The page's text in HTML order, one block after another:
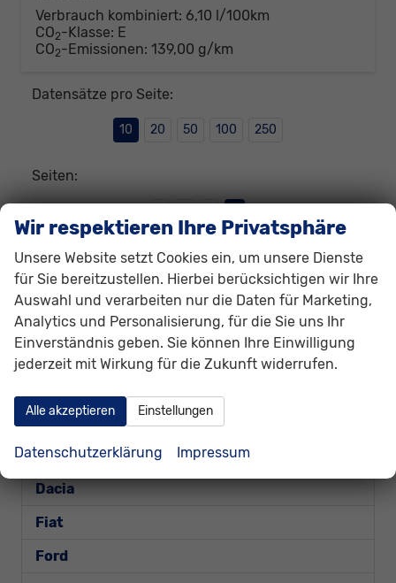
Verbrauch kombiniert: 6,10 l/100km
CO2-Klasse: E
CO2-Emissionen: 139,00 g/km
Datensätze pro Seite:
10 20 50 100 250
Seiten:
Fahrzeugnr.
Alfa Romeo
Audi
Cupra
Dacia
Fiat
Ford
Wir respektieren Ihre Privatsphäre
Unsere Website setzt Cookies ein, um unsere Dienste
für Sie bereitzustellen. Hierbei berücksichtigen wir Ihre
Auswahl und verarbeiten nur die Daten für Marketing,
Analytics und Personalisierung, für die Sie uns Ihr
Einverständnis geben. Sie können Ihre Einwilligung
jederzeit mit Wirkung für die Zukunft widerrufen.
Alle akzeptieren Einstellungen
Datenschutzerklärung Impressum